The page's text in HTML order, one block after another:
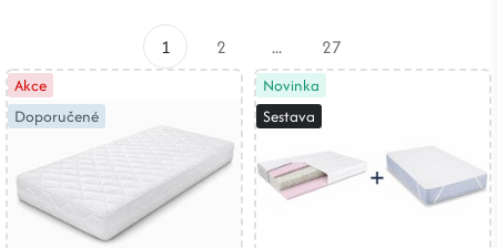
1 2 ... 27
Akce
Doporučené
Novinka
Sestava